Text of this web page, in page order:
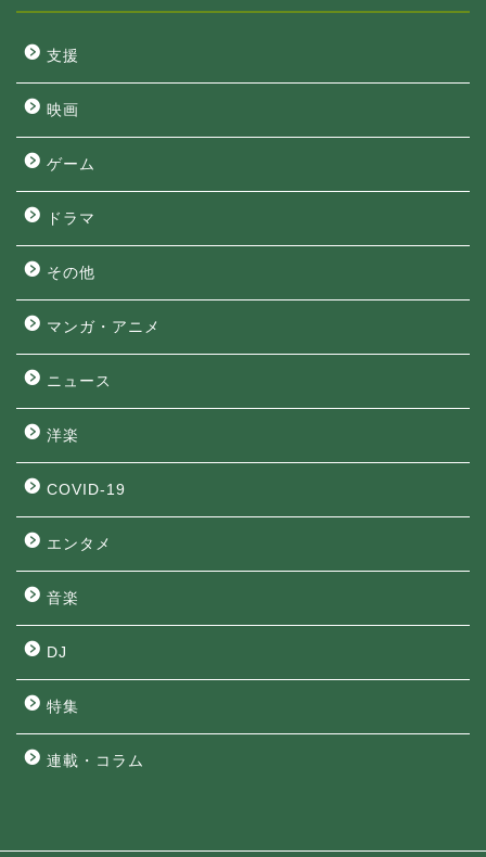
支援
映画
ゲーム
ドラマ
その他
マンガ・アニメ
ニュース
洋楽
COVID-19
エンタメ
音楽
DJ
特集
連載・コラム